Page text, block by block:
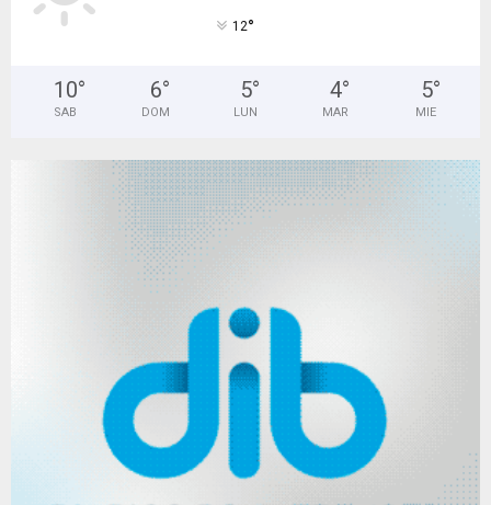
12°
10°
SAB
6°
DOM
5°
LUN
4°
MAR
5°
MIE